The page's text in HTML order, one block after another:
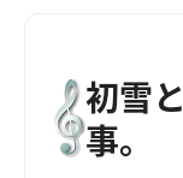
初雪
事。